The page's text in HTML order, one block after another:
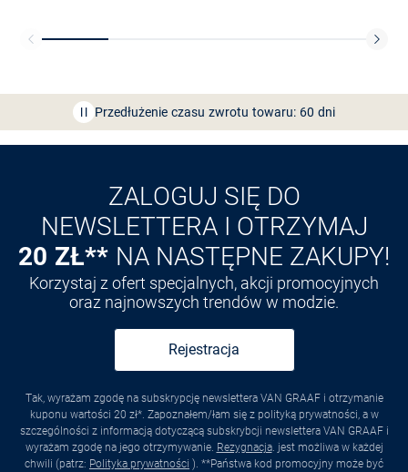
Przedłużenie czasu zwrotu towaru: 60 dni
Odkryj aplikację VANGRAAF
ZALOGUJ SIĘ DO
NEWSLETTERA I OTRZYMAJ
20 ZŁ** NA NASTĘPNE ZAKUPY!
Korzystaj z ofert specjalnych, akcji promocyjnych
oraz najnowszych trendów w modzie.
Rejestracja
Tak, wyrażam zgodę na subskrypcję newslettera VAN GRAAF i otrzymanie
kuponu wartości 20 zł*. Zapoznałem/łam się z polityką prywatności, a w
szczególności z informacją dotyczącą subskrybcji newslettera VAN GRAAF i
wyrażam zgodę na jego otrzymywanie. Rezygnacja. jest możliwa w każdej
chwili (patrz: Polityka prywatności ). **Państwa kod promocyjny może być